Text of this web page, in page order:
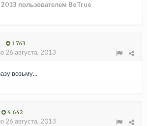
2013 пользователем BeTrue
1 763
26 августа, 2013
возьму...
4 642
26 августа, 2013